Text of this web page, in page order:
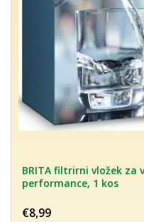
BRITA filtrirni vložek za
performance, 1 kos
€8,99